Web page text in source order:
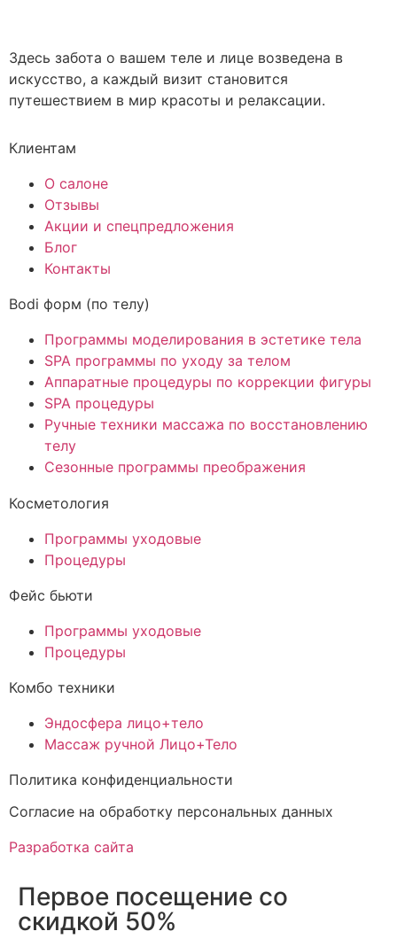
Здесь забота о вашем теле и лице возведена в
искусство, а каждый визит становится
путешествием в мир красоты и релаксации.
Клиентам
О салоне
Отзывы
Акции и спецпредложения
Блог
Контакты
Bodi форм (по телу)
Программы моделирования в эстетике тела
SPA программы по уходу за телом
Аппаратные процедуры по коррекции фигуры
SPA процедуры
Ручные техники массажа по восстановлению
телу
Сезонные программы преображения
Косметология
Программы уходовые
Процедуры
Фейс бьюти
Программы уходовые
Процедуры
Комбо техники
Эндосфера лицо+тело
Массаж ручной Лицо+Тело
Политика конфиденциальности
Cогласие на обработку персональных данных
Разработка сайта
Первое посещение со
скидкой 50%